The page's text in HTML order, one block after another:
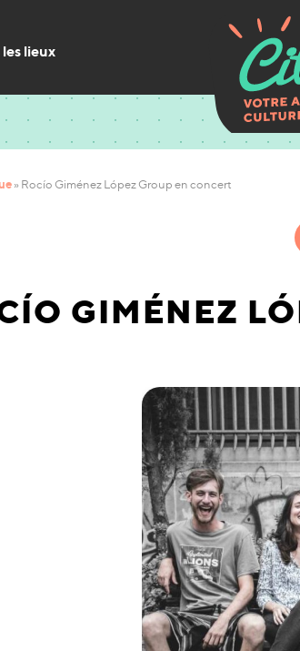
les lieux
» Rocío Giménez López Group en concert
GIMÉNEZ